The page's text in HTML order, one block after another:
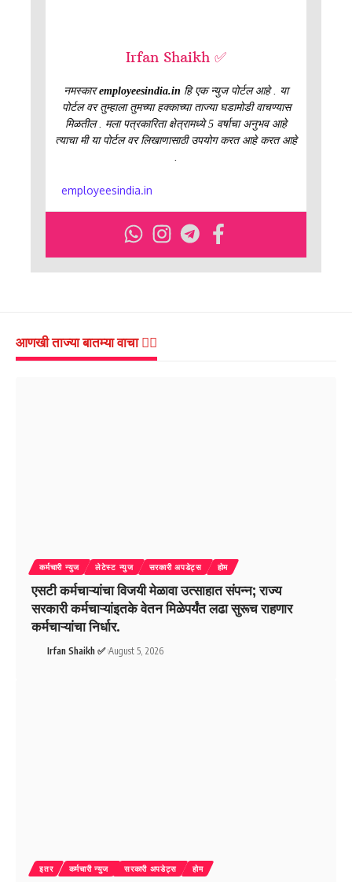
Irfan Shaikh ✅
नमस्कारemployeesindia.in हि एक न्युज पोर्टल आहे . या
पोर्टल वर तुम्हाला तुमच्या हक्काच्या ताज्या घडामोडी वाचण्यास
मिळतील . मला पत्रकारिता क्षेत्रामध्ये 5 वर्षाचा अनुभव आहे
त्याचा मी या पोर्टल वर लिखाणासाठी उपयोग करत आहे करत आहे
.
employeesindia.in
आणखी ताज्या बातम्या वाचा 👇🏻
कर्मचारी न्युज लेटेस्ट न्युज सरकारी अपडेट्स होम
एसटी कर्मचाऱ्यांचा विजयी मेळावा उत्साहात संपन्न; राज्य
सरकारी कर्मचाऱ्यांइतके वेतन मिळेपर्यंत लढा सुरूच राहणार
कर्मचाऱ्यांचा निर्धार.
Irfan Shaikh ✅ August 5, 2026
इतर कर्मचारी न्युज सरकारी अपडेट्स होम